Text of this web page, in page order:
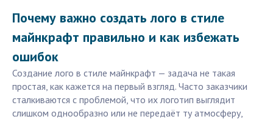
Почему важно создать лого в стиле
майнкрафт правильно и как избежать
ошибок
Создание лого в стиле майнкрафт — задача не такая
простая, как кажется на первый взгляд. Часто заказчики
сталкиваются с проблемой, что их логотип выглядит
слишком однообразно или не передаёт ту атмосферу,